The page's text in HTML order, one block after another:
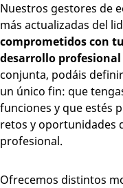
Nuestros gestores de
más actualizadas del
comprometidos con
desarrollo profesional
conjunta, podáis
un único fin: que
funciones y que estés
retos y oportunidades
profesional.
Ofrecemos distintos